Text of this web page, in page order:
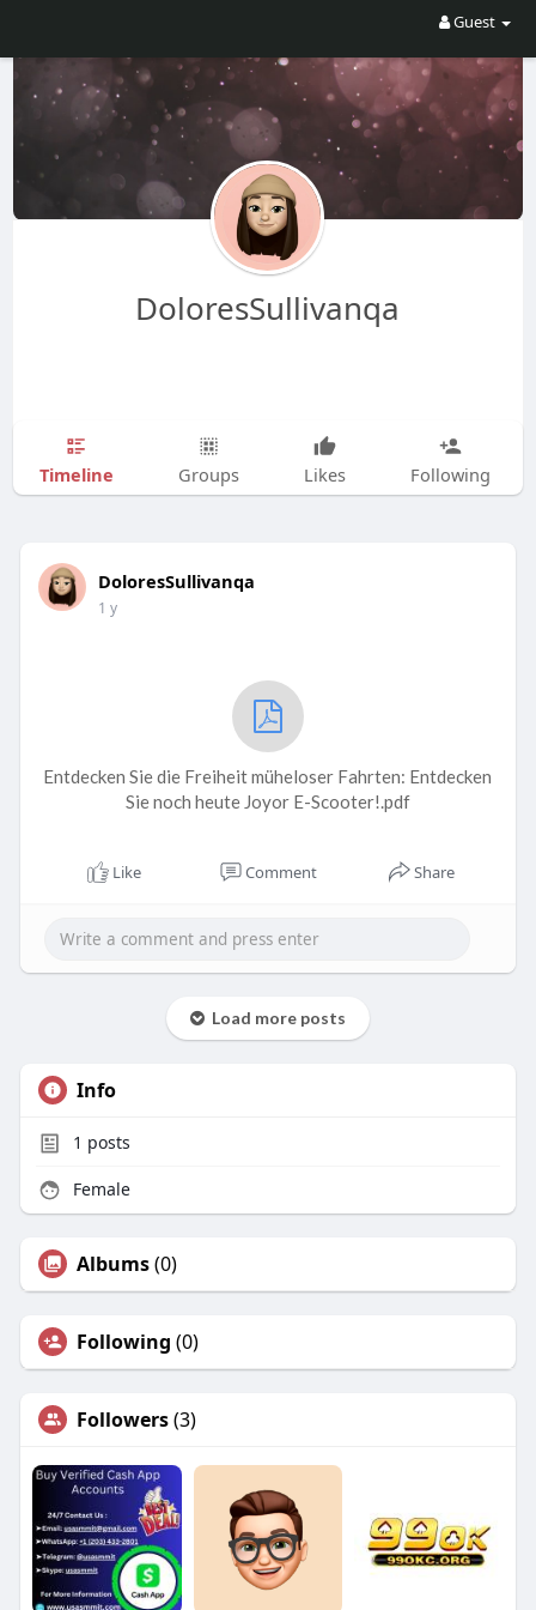
Guest
DoloresSullivanqa
Timeline Groups Likes Following
DoloresSullivanqa
1 y
Entdecken Sie die Freiheit müheloser Fahrten: Entdecken
Sie noch heute Joyor E-Scooter!.pdf
Like Comment Share
Load more posts
Info
1 posts
Female
Albums(0)
Following (0)
Followers(3)